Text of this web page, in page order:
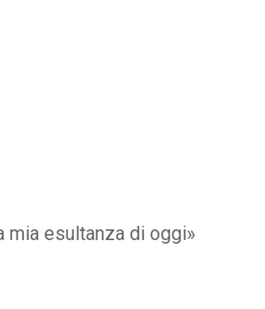
mia esultanza di oggi»